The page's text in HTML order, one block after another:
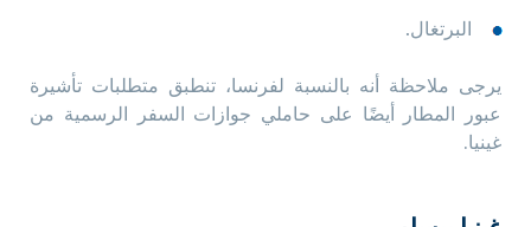
البرتغال.
يرجى ملاحظة أنه بالنسبة لفرنسا، تنطبق متطلبات تأشيرة
عبور المطار أيضًا على حاملي جوازات السفر الرسمية من
غينيا.